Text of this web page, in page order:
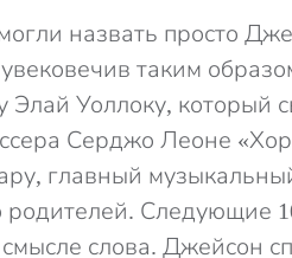
назвать просто
таким
Элай Уоллоку, который
Серджо Леоне
главный
родителей. Следующие
слова. Джейсон